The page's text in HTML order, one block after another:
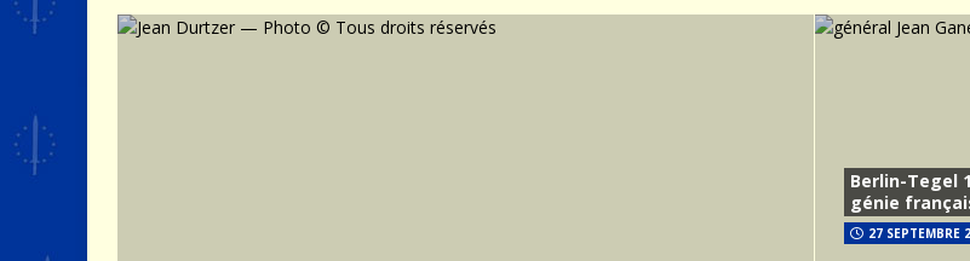
Berlin-Tegel
génie
27 SEPTEMBRE